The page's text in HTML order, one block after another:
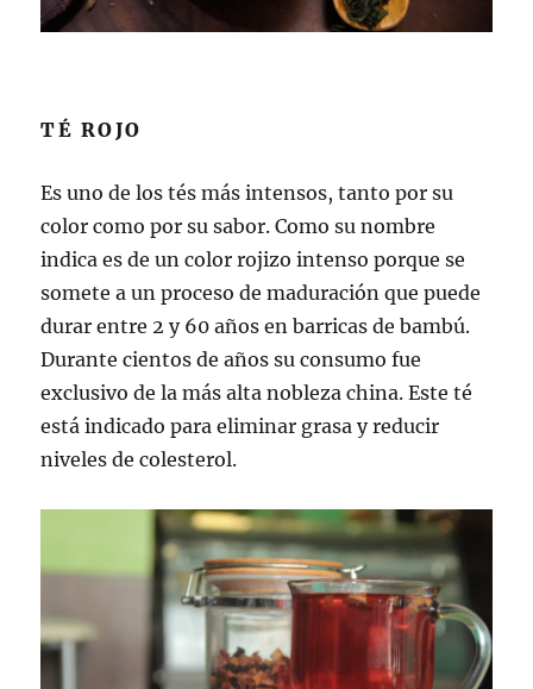
TÉ ROJO
Es uno de los tés más intensos, tanto por su
color como por su sabor. Como su nombre
indica es de un color rojizo intenso porque se
somete a un proceso de maduración que puede
durar entre 2 y 60 años en barricas de bambú.
Durante cientos de años su consumo fue
exclusivo de la más alta nobleza china. Este té
está indicado para eliminar grasa y reducir
niveles de colesterol.